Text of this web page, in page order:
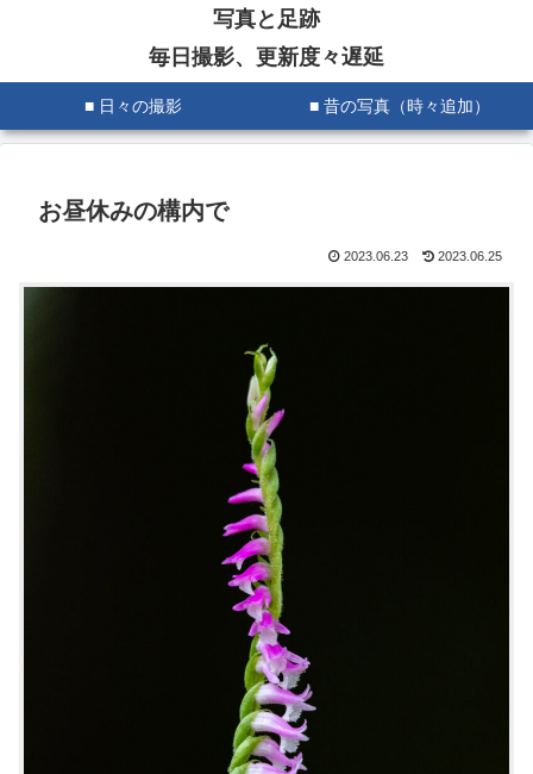
写真と足跡
毎日撮影、更新度々遅延
■ 日々の撮影 ■ 昔の写真（時々追加）
お昼休みの構内で
2023.06.23 2023.06.25